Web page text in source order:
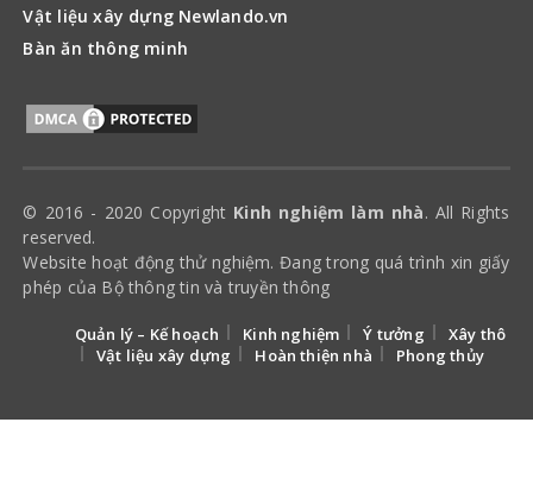
Vật liệu xây dựng Newlando.vn
Bàn ăn thông minh
© 2016 - 2020 Copyright Kinh nghiệm làm nhà. All Rights
reserved.
Website hoạt động thử nghiệm. Đang trong quá trình xin giấy
phép của Bộ thông tin và truyền thông
Quản lý – Kế hoạch Kinh nghiệm Ý tưởng
Xây thô
Vật liệu xây dựng
Hoàn thiện nhà Phong thủy